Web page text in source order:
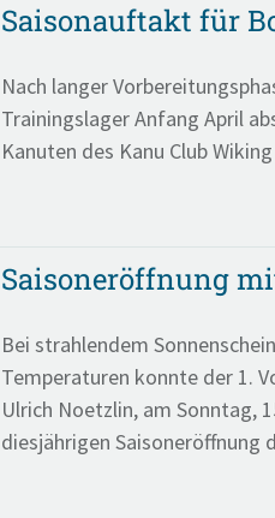
Saisonauftakt für
Nach langer
Trainingslager Anfang April
Kanuten des Kanu Club
Saisoneröffnung
Bei strahlendem
Temperaturen konnte der 1.
Ulrich Noetzlin, am Sonntag,
diesjährigen Saisoneröffnung